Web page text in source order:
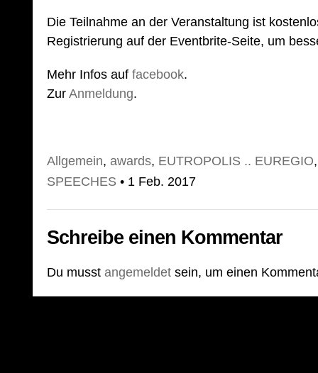
Die Teilnahme an der Veranstaltung ist
Registrierung auf der Eventbrite-Seite, um
Mehr Infos auf facebook.
Zur Anmeldung.
Allgemein, awards, EUTROPOLIS .. EUREGIO
SPEECHES • 1 Feb. 2017
Schreibe einen Kommentar
Du musst angemeldet sein, um einen